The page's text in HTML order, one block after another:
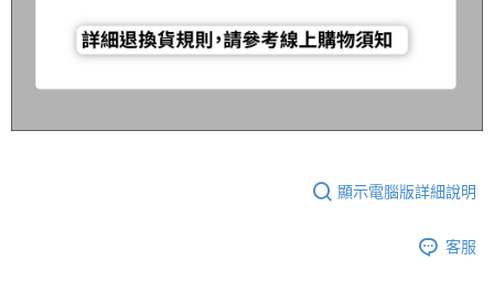
顯示電腦版詳細說明
客服